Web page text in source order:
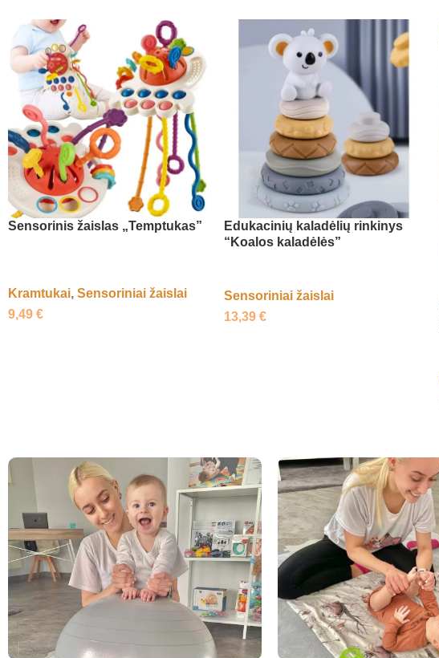
Sensorinis žaislas „Temptukas”
Kramtukai, Sensoriniai žaislai
9,49 €
Edukacinių kaladėlių rinkinys
“Koalos kaladėlės”
Sensoriniai žaislai
13,39 €